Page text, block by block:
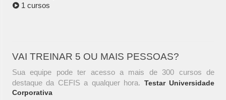
1 cursos
VAI TREINAR 5 OU MAIS PESSOAS?
Sua equipe pode ter acesso a mais de 300 cursos de
destaque da CEFIS a qualquer hora. Testar Universidade
Corporativa